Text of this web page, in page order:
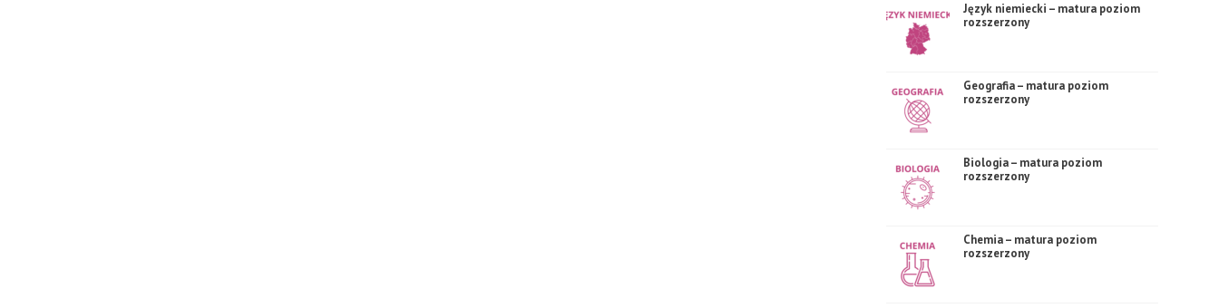
Język niemiecki – matura poziom
rozszerzony
Geografia – matura poziom
rozszerzony
Biologia – matura poziom
rozszerzony
Chemia – matura poziom
rozszerzony